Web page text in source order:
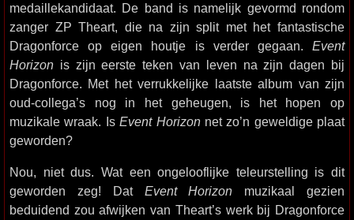
medaillekandidaat. De band is namelijk gevormd rondom
zanger ZP Theart, die na zijn split met het fantastische
Dragonforce op eigen houtje is verder gegaan. Event
Horizon is zijn eerste teken van leven na zijn dagen bij
Dragonforce. Met het verrukkelijke laatste album van zijn
oud-collega’s nog in het geheugen, is het hopen op
muzikale wraak. IsEvent Horizonnet zo’n geweldige plaat
geworden?
Nou, niet dus. Wat een ongelooflijke teleurstelling is dit
geworden zeg! Dat Event Horizon muzikaal gezien
beduidend zou afwijken van Theart’s werk bij Dragonforce